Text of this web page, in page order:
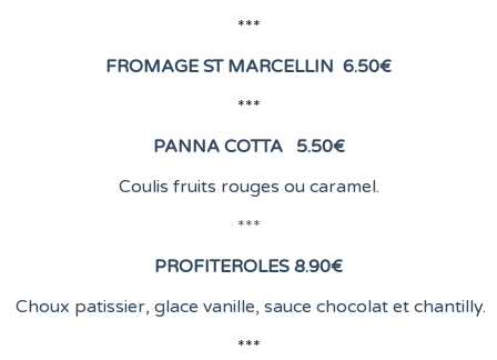
***
FROMAGE ST MARCELLIN 6.50€
***
PANNA COTTA 5.50€
Coulis fruits rouges ou caramel.
***
PROFITEROLES 8.90€
Choux patissier, glace vanille, sauce chocolat et chantilly.
***